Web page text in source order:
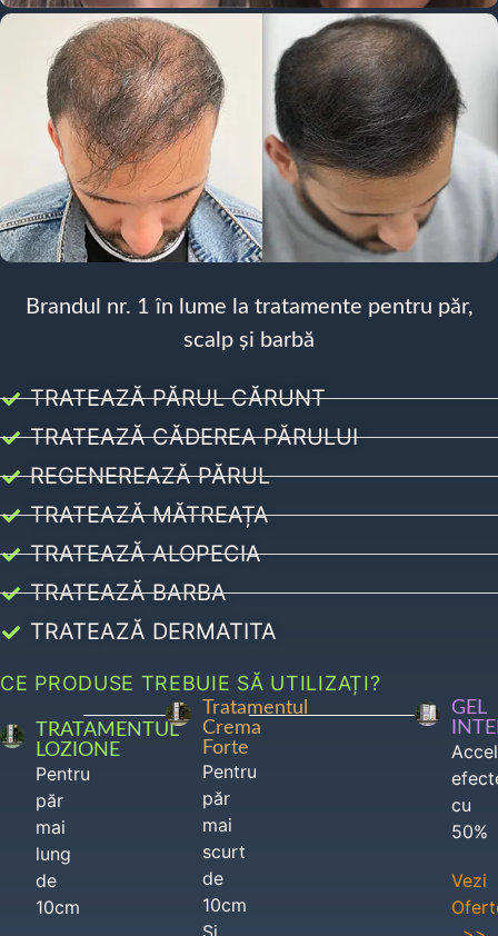
Brandul nr. 1 în lume la tratamente pentru păr,
scalp și barbă
TRATEAZĂ PĂRUL CĂRUNT
TRATEAZĂ CĂDEREA PĂRULUI
REGENEREAZĂ PĂRUL
TRATEAZĂ MĂTREAȚA
TRATEAZĂ ALOPECIA
TRATEAZĂ BARBA
TRATEAZĂ DERMATITA
CE PRODUSE TREBUIE SĂ UTILIZAȚI?
TRATAMENTUL
LOZIONE
Pentru
păr
mai
lung
de
10cm
Tratamentul
Crema
Forte
Pentru
păr
mai
scurt
de
10cm
GEL
cu
50%
Vezi